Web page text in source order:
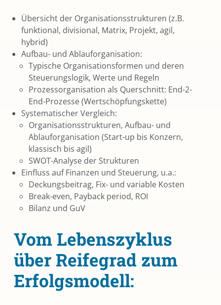
Übersicht der Organisationsstrukturen (z.B.
funktional, divisional, Matrix, Projekt, agil,
hybrid)
Aufbau- und Ablauforganisation:
Typische Organisationsformen und deren
Steuerungslogik, Werte und Regeln
Prozessorganisation als Querschnitt: End-2-
End-Prozesse (Wertschöpfungskette)
Systematischer Vergleich:
Organisationsstrukturen, Aufbau- und
Ablauforganisation (Start-up bis Konzern,
klassisch bis agil)
SWOT-Analyse der Strukturen
Einfluss auf Finanzen und Steuerung, u.a.:
Deckungsbeitrag, Fix- und variable Kosten
Break-even, Payback period, ROI
Bilanz und GuV
Vom Lebenszyklus
über Reifegrad zum
Erfolgsmodell: